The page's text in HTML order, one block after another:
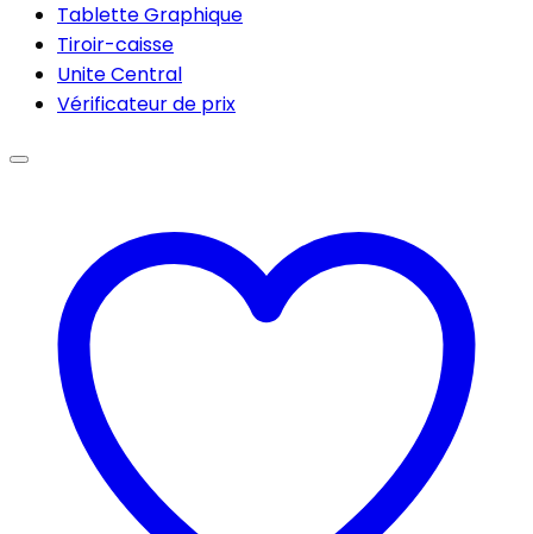
Tablette Graphique
Tiroir-caisse
Unite Central
Vérificateur de prix